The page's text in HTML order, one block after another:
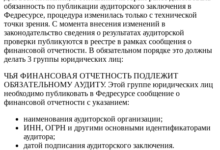
обязанность по публикации аудиторского заключения в
Федресурсе, процедура изменилась только с технической
точки зрения. С момента внесения изменений в
законодательство сведения о результатах аудиторской
проверки публикуются в реестре в рамках сообщения о
финансовой отчетности. В обязательном порядке это должны
делать 3 группы юридических лиц:
ЧЬЯ ФИНАНСОВАЯ ОТЧЕТНОСТЬ ПОДЛЕЖИТ
ОБЯЗАТЕЛЬНОМУ АУДИТУ. Этой группе юридических лиц
необходимо публиковать в Федресурсе сообщение о
финансовой отчетности с указанием:
наименования аудиторской организации;
ИНН, ОГРН и другими основными идентификаторами
аудитора;
датой подписания аудиторского заключения.